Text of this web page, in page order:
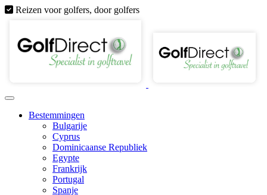
Reizen voor golfers, door golfers
Bestemmingen
Bulgarije
Cyprus
Dominicaanse Republiek
Egypte
Frankrijk
Portugal
Spanje